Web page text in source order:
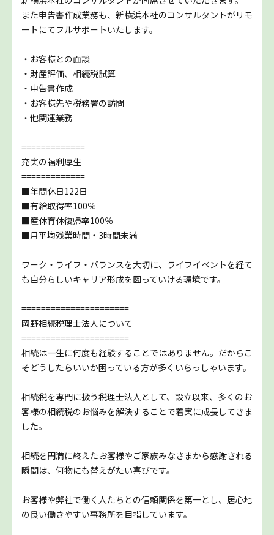
また申告書作成業務も、新横浜本社のコンサルタントがリモ
ートにてフルサポートいたします。
・お客様との面談
・財産評価、相続税試算
・申告書作成
・お客様先や税務署の訪問
・他関連業務
=============
充実の福利厚生
=============
■年間休日122日
■有給取得率100％
■産休育休復帰率100％
■月平均残業時間・3時間未満
ワーク・ライフ・バランスを大切に、ライフイベントを経て
も自分らしいキャリア形成を図っていける環境です。
======================
岡野相続税理士法人について
======================
相続は一生に何度も経験することではありません。だからこ
そどうしたらいいか困っている方が多くいらっしゃいます。
相続税を専門に扱う税理士法人として、設立以来、多くのお
客様の相続税のお悩みを解決することで着実に成長してきま
した。
相続を円満に終えたお客様やご家族みなさまから感謝される
瞬間は、何物にも替えがたい喜びです。
お客様や弊社で働く人たちとの信頼関係を第一とし、居心地
の良い働きやすい事務所を目指しています。